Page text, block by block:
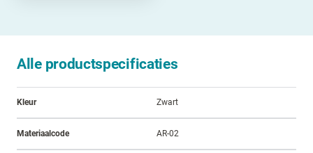
Alle productspecificaties
Kleur Zwart
Materiaalcode AR-02